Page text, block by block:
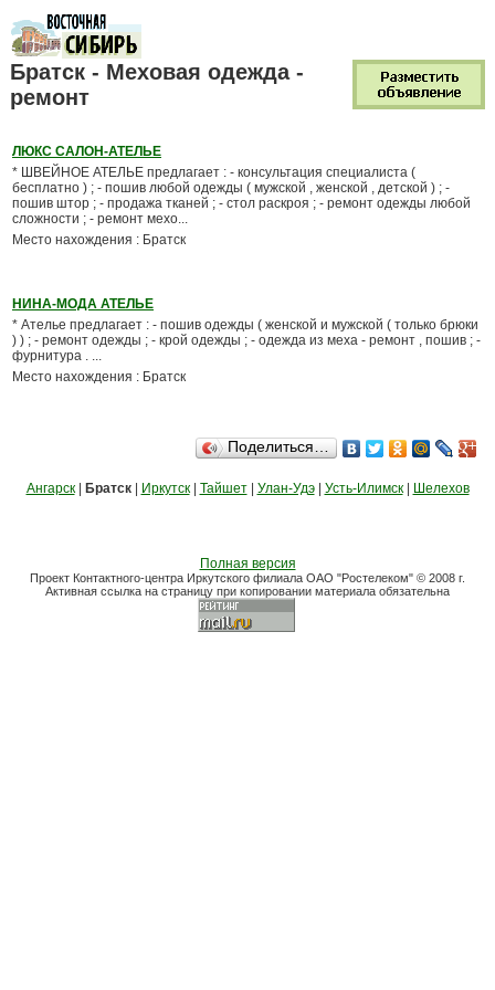
Братск - Меховая одежда -
ремонт
ЛЮКС САЛОН-АТЕЛЬЕ
* ШВЕЙНОЕ АТЕЛЬЕ предлагает : - консультация специалиста (
бесплатно ) ; - пошив любой одежды ( мужской , женской , детской ) ; -
пошив штор ; - продажа тканей ; - стол раскроя ; - ремонт одежды любой
сложности ; - ремонт мехо...
Место нахождения : Братск
НИНА-МОДА АТЕЛЬЕ
* Ателье предлагает : - пошив одежды ( женской и мужской ( только брюки
) ) ; - ремонт одежды ; - крой одежды ; - одежда из меха - ремонт , пошив ; -
фурнитура . ...
Место нахождения : Братск
Поделиться…
Ангарск| Братск| Иркутск| Тайшет| Улан-Удэ| Усть-Илимск| Шелехов
Полная версия
Проект Контактного-центра Иркутского филиала ОАО "Ростелеком" © 2008 г.
Активная ссылка на страницу при копировании материала обязательна